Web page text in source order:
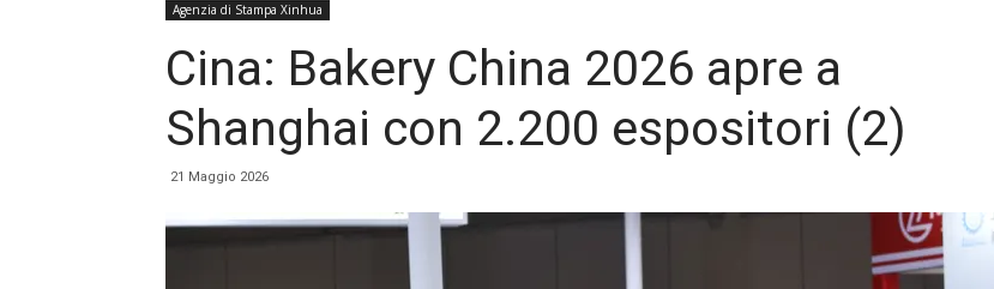
Agenzia di Stampa Xinhua
Cina: Bakery China 2026 apre a
Shanghai con 2.200 espositori (2)
21 Maggio 2026